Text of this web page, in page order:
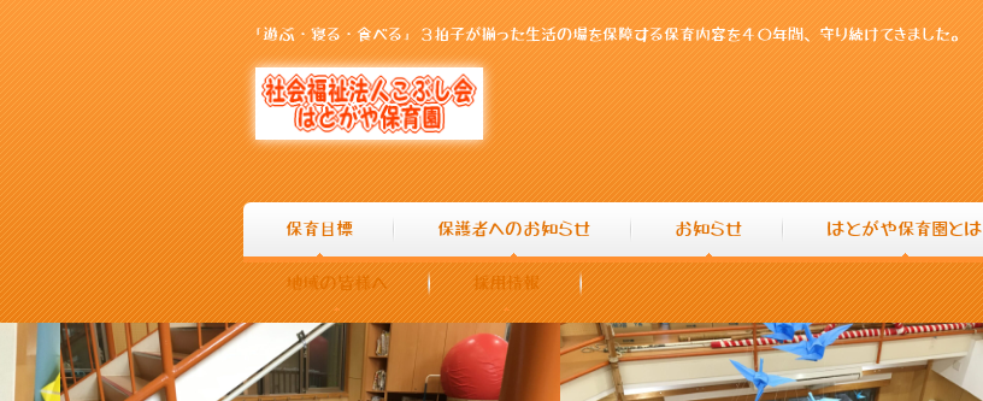
「遊ぶ・寝る・食べる」３拍子が揃った生活の場を保障する保育内容を４０年間、守り続けてきました。
保育目標 保護者へのお知らせ お知らせ はとがや保育園とは
地域の皆様へ 採用情報